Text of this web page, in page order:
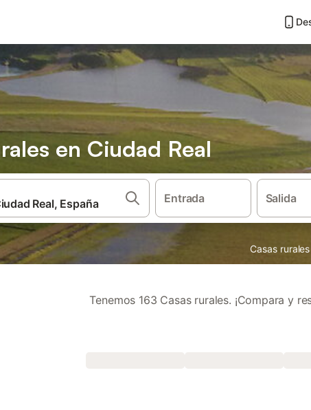
en Ciudad Real
Entrada Salida
Casas rurales
Tenemos 163 Casas rurales. ¡Compara y